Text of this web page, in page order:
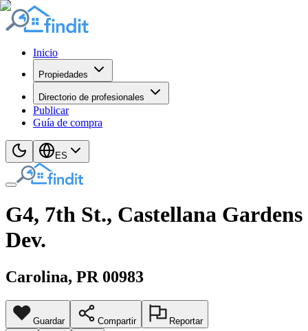
Inicio
Propiedades
Directorio de profesionales
Publicar
Guía de compra
ES
G4, 7th St., Castellana Gardens
Dev.
Carolina, PR 00983
Guardar Compartir Reportar